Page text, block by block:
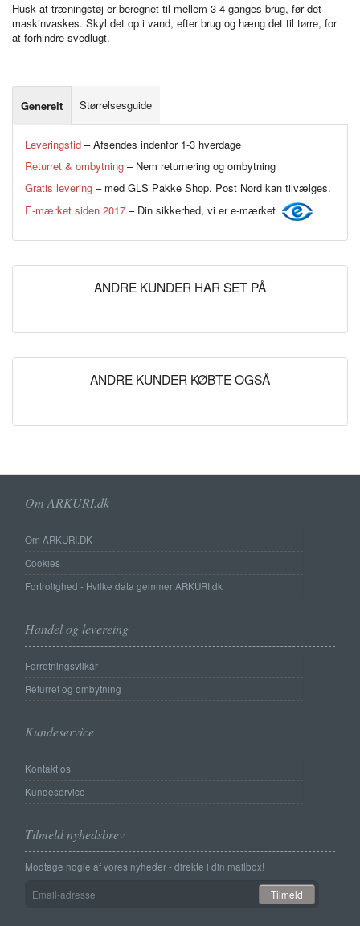
Husk at træningstøj er beregnet til mellem 3-4 ganges brug, før det
maskinvaskes. Skyl det op i vand, efter brug og hæng det til tørre, for
at forhindre svedlugt.
Generelt Størrelsesguide
Leveringstid – Afsendes indenfor 1-3 hverdage
Returret & ombytning – Nem returnering og ombytning
Gratis levering – med GLS Pakke Shop. Post Nord kan tilvælges.
E-mærket siden 2017 – Din sikkerhed, vi er e-mærket
ANDRE KUNDER HAR SET PÅ
ANDRE KUNDER KØBTE OGSÅ
Om ARKURI.dk
Om ARKURI.DK
Cookies
Fortrolighed - Hvilke data gemmer ARKURI.dk
Handel og levereing
Forretningsvilkår
Returret og ombytning
Kundeservice
Kontakt os
Kundeservice
Tilmeld nyhedsbrev
Modtage nogle af vores nyheder - direkte i din mailbox!
adresse
Tilmeld